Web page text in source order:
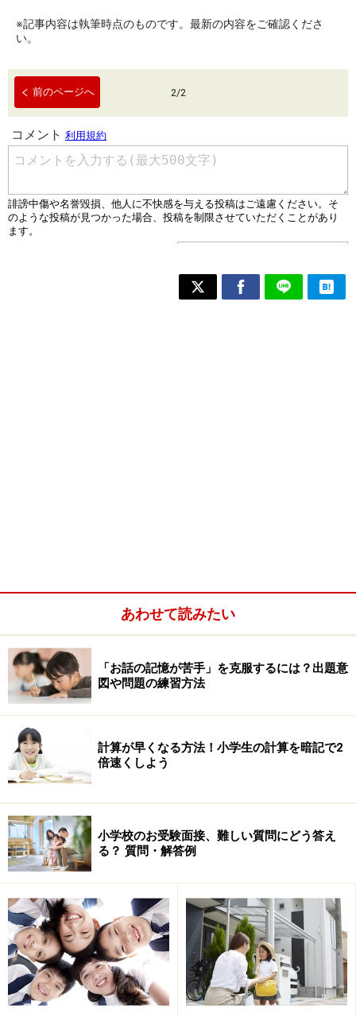
※記事内容は執筆時点のものです。最新の内容をご確認くださ
い。
前のページへ 2/2
あわせて読みたい
「お話の記憶が苦手」を克服するには？出題意
図や問題の練習方法
計算が早くなる方法！小学生の計算を暗記で2
倍速くしよう
小学校のお受験面接、難しい質問にどう答え
る？ 質問・解答例